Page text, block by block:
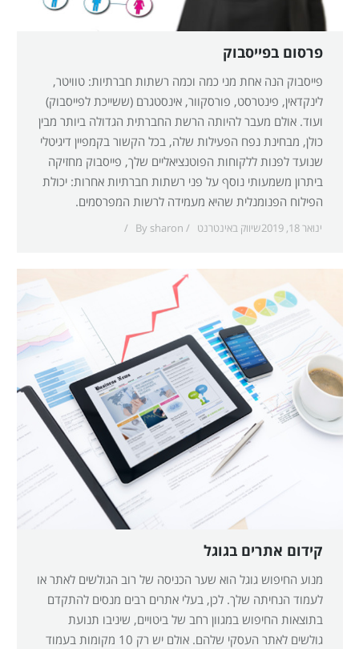
פרסום בפייסבוק
פייסבוק הנה אחת מני כמה וכמה רשתות חברתיות: טוויטר,
לינקדאין, פינטרסט, פורסקוור, אינסטגרם (ששייכת לפייסבוק)
ועוד. אולם מעבר להיותה הרשת החברתית הגדולה ביותר מבין
כולן, מבחינת נפח הפעילות שלה, בכל הקשור בקמפיין דיגיטלי
שנועד לפנות ללקוחות הפוטנציאליים שלך, פייסבוק מחזיקה
ביתרון משמעותי נוסף על פני רשתות חברתיות אחרות: יכולת
הפילוח הפנומנלית שהיא מעמידה לרשות המפרסמים.
ינואר 18, 2019 שיווק באינטרנט By sharon
קידום אתרים בגוגל
מנוע החיפוש גוגל הוא שער הכניסה של רוב הגולשים לאתר או
לעמוד הנחיתה שלך. לכן, בעלי אתרים רבים מנסים להתקדם
בתוצאות החיפוש במגוון רחב של ביטויים, שיניבו תנועת
גולשים לאתר העסקי שלהם. אולם יש רק 10 מקומות בעמוד